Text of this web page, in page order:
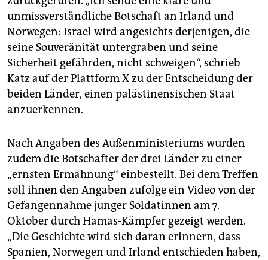
epaper login
unmissverständliche Botschaft an Irland und
Norwegen: Israel wird angesichts derjenigen, die
seine Souveränität untergraben und seine
Sicherheit gefährden, nicht schweigen“, schrieb
Katz auf der Plattform X zu der Entscheidung der
beiden Länder, einen palästinensischen Staat
anzuerkennen.
Nach Angaben des Außenministeriums wurden
zudem die Botschafter der drei Länder zu einer
„ernsten Ermahnung“ einbestellt. Bei dem Treffen
soll ihnen den Angaben zufolge ein Video von der
Gefangennahme junger Soldatinnen am 7.
Oktober durch Hamas-Kämpfer gezeigt werden.
„Die Geschichte wird sich daran erinnern, dass
Spanien, Norwegen und Irland entschieden haben,